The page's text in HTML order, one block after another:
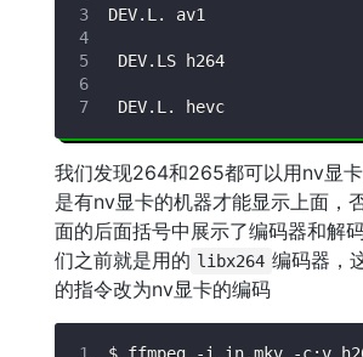
DEV.L. av1
DEV.LS h264
DEV.L. hevc
我们发现264和265都可以用nv显
是有nv显卡的机器才能显示上面，
面的后面括号中展示了编码器和解
们之前就是用的 libx264 编码器，
的指令改为nv显卡的编码